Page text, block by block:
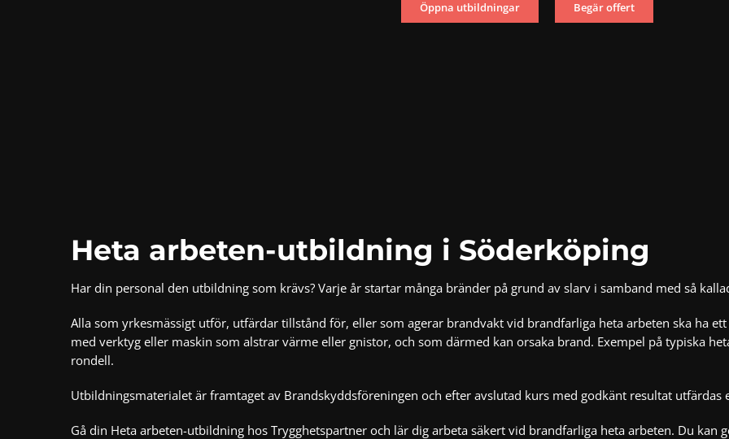
Öppna utbildningar Begär offert
Heta arbeten-utbildning i Söderköping
Har din personal den utbildning som krävs? Varje år startar många bränder på grund av slarv i samband med så
Alla som yrkesmässigt utför, utfärdar tillstånd för, eller som agerar brandvakt vid brandfarliga heta arbeten ska ha
med verktyg eller maskin som alstrar värme eller gnistor, och som därmed kan orsaka brand. Exempel på typiska
rondell.
Utbildningsmaterialet är framtaget av Brandskyddsföreningen och efter avslutad kurs med godkänt resultat
Gå din Heta arbeten-utbildning hos Trygghetspartner och lär dig arbeta säkert vid brandfarliga heta arbeten. Du kan